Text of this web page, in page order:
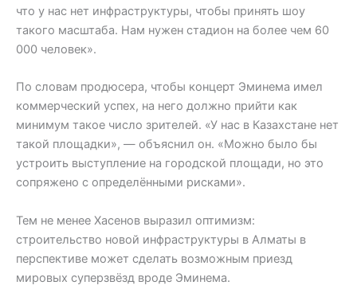
что у нас нет инфраструктуры, чтобы принять шоу
такого масштаба. Нам нужен стадион на более чем 60
000 человек».
По словам продюсера, чтобы концерт Эминема имел
коммерческий успех, на него должно прийти как
минимум такое число зрителей. «У нас в Казахстане нет
такой площадки», — объяснил он. «Можно было бы
устроить выступление на городской площади, но это
сопряжено с определёнными рисками».
Тем не менее Хасенов выразил оптимизм:
строительство новой инфраструктуры в Алматы в
перспективе может сделать возможным приезд
мировых суперзвёзд вроде Эминема.